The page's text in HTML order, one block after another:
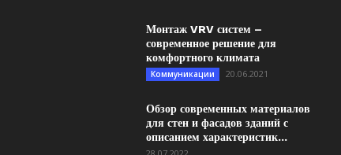
Монтаж VRV систем –
современное решение для
комфортного климата
Коммуникации 20.06.2021
Обзор современных материалов
для стен и фасадов зданий с
описанием характеристик...